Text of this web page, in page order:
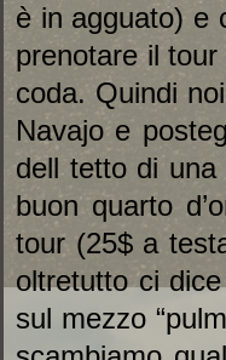
è in agguato) e
prenotare il
coda. Quindi
Navajo e
dell tetto di
buon quarto
tour (25$ a
oltretutto ci
sul mezzo